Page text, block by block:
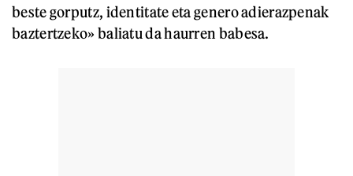
beste gorputz, identitate eta genero adierazpenak
baztertzeko» baliatu da haurren babesa.